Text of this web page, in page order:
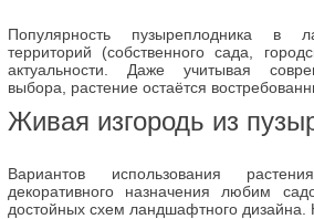
Популярность пузыреплодника в
территорий (собственного сада,
актуальности. Даже учитывая
выбора, растение остаётся
Живая изгородь из
Вариантов использования
декоративного назначения любим
достойных схем ландшафтного дизайна.